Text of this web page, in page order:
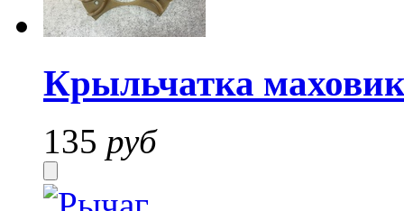
Крыльчатка
135 руб